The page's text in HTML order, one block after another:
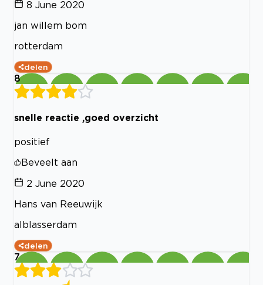
8 June 2020
jan willem bom
rotterdam
delen
8
snelle reactie ,goed overzicht
positief
Beveelt aan
2 June 2020
Hans van Reeuwijk
alblasserdam
delen
7